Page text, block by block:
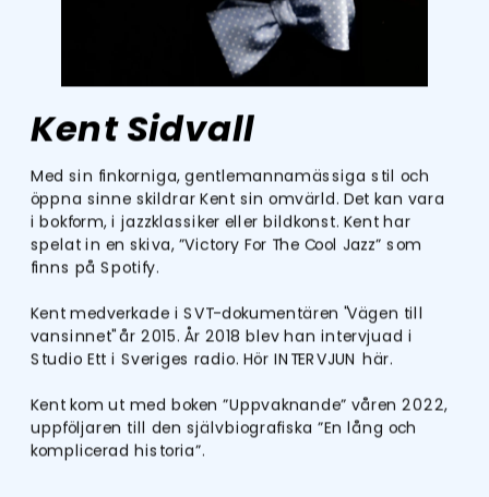
Kent Sidvall
Med sin finkorniga, gentlemannamässiga stil och
öppna sinne skildrar Kent sin omvärld. Det kan vara
i bokform, i jazzklassiker eller bildkonst. Kent har
spelat in en skiva, ”Victory For The Cool Jazz” som
finns på Spotify.
Kent medverkade i SVT-dokumentären "Vägen till
vansinnet" år 2015. År 2018 blev han intervjuad i
Studio Ett i Sveriges radio. Hör INTERVJUN här.
Kent kom ut med boken ”Uppvaknande” våren 2022,
uppföljaren till den självbiografiska ”En lång och
komplicerad historia”.